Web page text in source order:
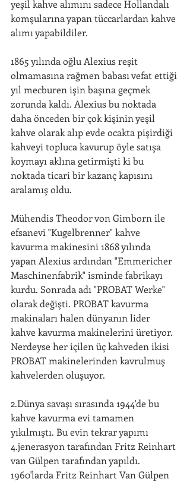
yeşil kahve alımını sadece Hollandalı
komşularına yapan tüccarlardan kahve
alımı yapabildiler.
1865 yılında oğlu Alexius reşit
olmamasına rağmen babası vefat ettiği
yıl mecburen işin başına geçmek
zorunda kaldı. Alexius bu noktada
daha önceden bir çok kişinin yeşil
kahve olarak alıp evde ocakta pişirdiği
kahveyi topluca kavurup öyle satışa
koymayı aklına getirmişti ki bu
noktada ticari bir kazanç kapısını
aralamış oldu.
Mühendis Theodor von Gimborn ile
efsanevi "Kugelbrenner" kahve
kavurma makinesini 1868 yılında
yapan Alexius ardından "Emmericher
Maschinenfabrik" isminde fabrikayı
kurdu. Sonrada adı "PROBAT Werke"
olarak değişti. PROBAT kavurma
makinaları halen dünyanın lider
kahve kavurma makinelerini üretiyor.
Nerdeyse her içilen üç kahveden ikisi
PROBAT makinelerinden kavrulmuş
kahvelerden oluşuyor.
2.Dünya savaşı sırasında 1944'de bu
kahve kavurma evi tamamen
yıkılmıştı. Bu evin tekrar yapımı
4.jenerasyon tarafından Fritz Reinhart
van Gülpen tarafından yapıldı.
1960'larda Fritz Reinhart Van Gülpen